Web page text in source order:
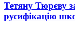
Тетяну Тюрєву
русифікацію